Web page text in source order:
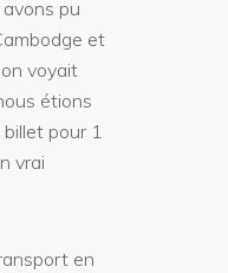
pu
et
voyait
étions
pour 1
vrai
en